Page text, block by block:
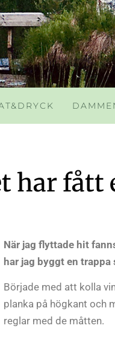
har fått
När jag flyttade hit
har jag byggt en
Började med att kolla
planka på högkant och
reglar med de måtten.